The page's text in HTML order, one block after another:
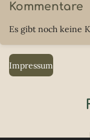
Kommentare
Es gibt noch keine
Impressum